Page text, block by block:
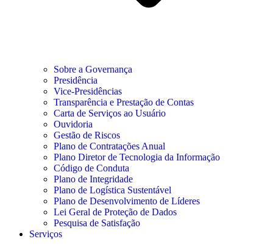
Sobre a Governança
Presidência
Vice-Presidências
Transparência e Prestação de Contas
Carta de Serviços ao Usuário
Ouvidoria
Gestão de Riscos
Plano de Contratações Anual
Plano Diretor de Tecnologia da Informação
Código de Conduta
Plano de Integridade
Plano de Logística Sustentável
Plano de Desenvolvimento de Líderes
Lei Geral de Proteção de Dados
Pesquisa de Satisfação
Serviços